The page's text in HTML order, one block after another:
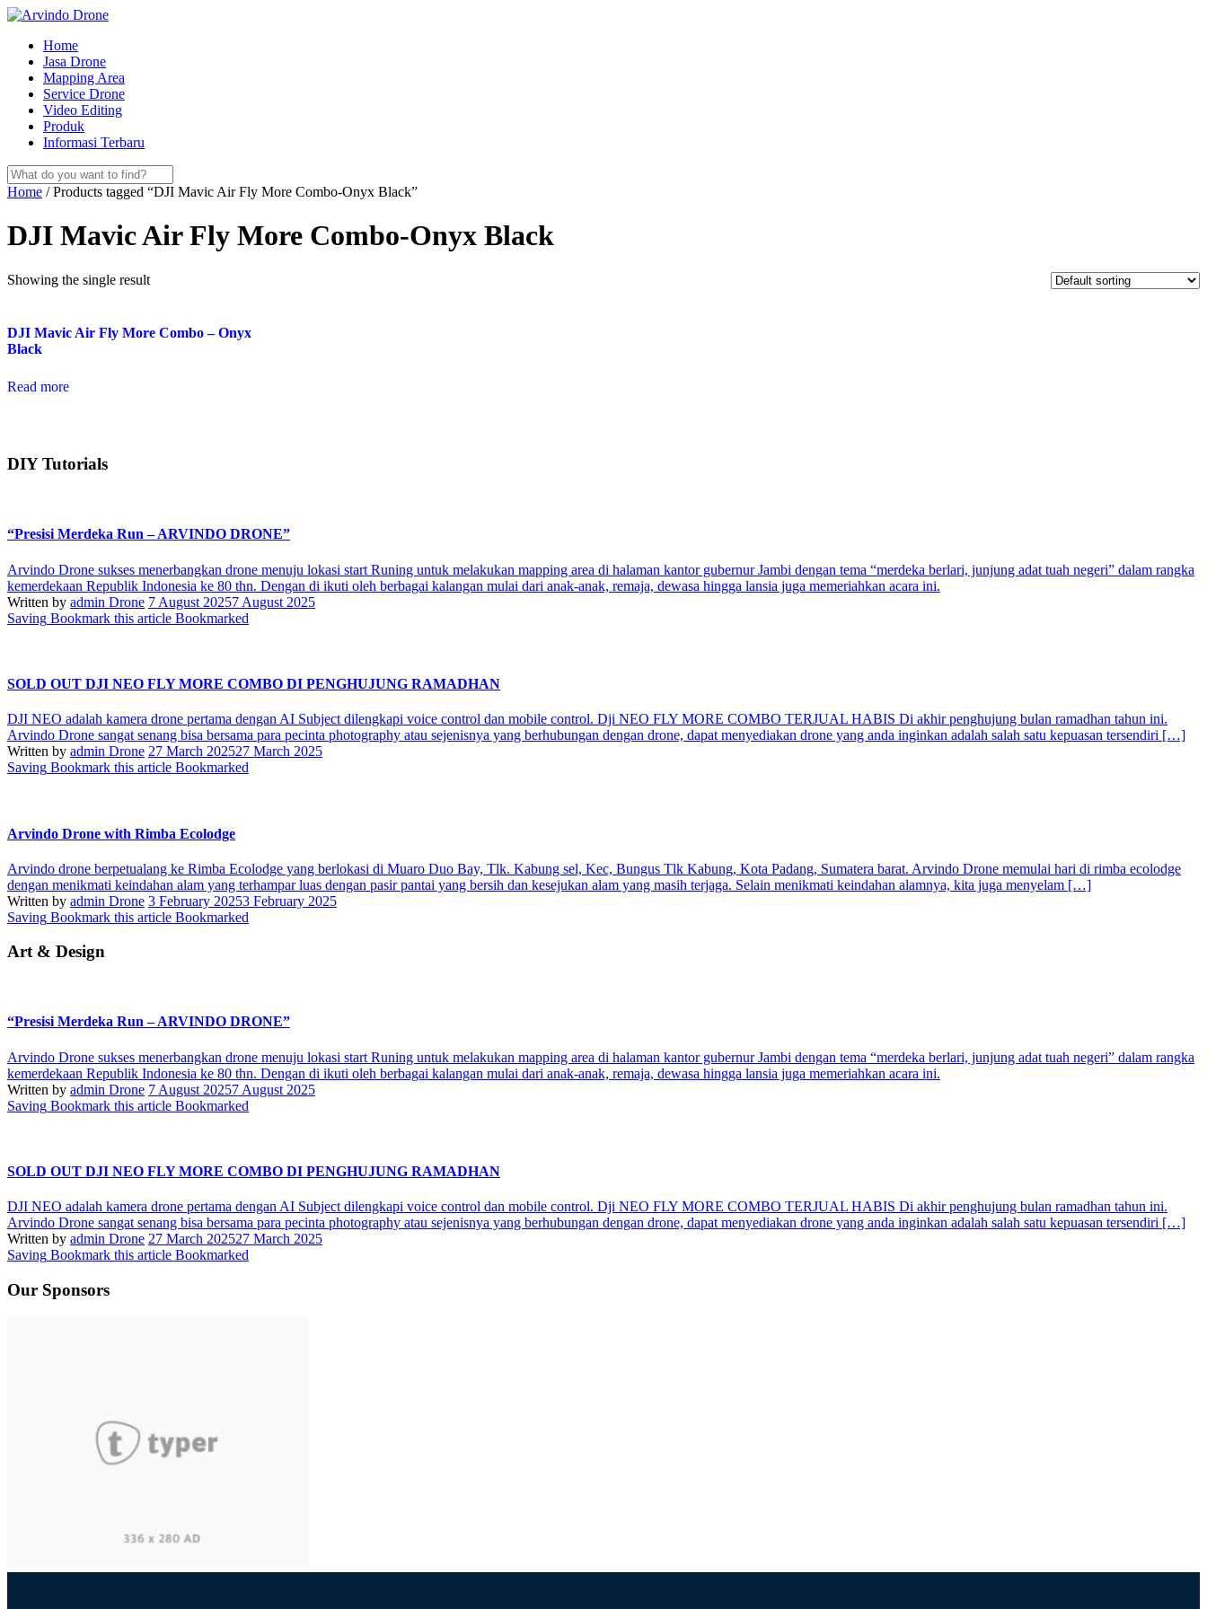
Skip
contentHome
Jasa Drone
Mapping Area
Service Drone
Video Editing
Produk
Informasi Terbaru
Home / Products tagged “DJI Mavic Air Fly More Combo-Onyx Black”
DJI Mavic Air Fly More Combo-Onyx Black
Showing the single result
DJI Mavic Air Fly More Combo – Onyx
Black
Read more
DIY Tutorials
“Presisi Merdeka Run – ARVINDO DRONE”
Arvindo Drone sukses menerbangkan drone menuju lokasi start Runing untuk melakukan mapping area di halaman kantor gubernur Jambi dengan tema “merdeka berlari, junjung adat tuah negeri” dalam rangka
kemerdekaan Republik Indonesia ke 80 thn. Dengan di ikuti oleh berbagai kalangan mulai dari anak-anak, remaja, dewasa hingga lansia juga memeriahkan acara ini.
Written by admin Drone 7 August 20257 August 2025
Saving Bookmark this article Bookmarked
SOLD OUT DJI NEO FLY MORE COMBO DI PENGHUJUNG RAMADHAN
DJI NEO adalah kamera drone pertama dengan AI Subject dilengkapi voice control dan mobile control. Dji NEO FLY MORE COMBO TERJUAL HABIS Di akhir penghujung bulan ramadhan tahun ini.
Arvindo Drone sangat senang bisa bersama para pecinta photography atau sejenisnya yang berhubungan dengan drone, dapat menyediakan drone yang anda inginkan adalah salah satu kepuasan tersendiri […]
Written by admin Drone 27 March 202527 March 2025
Saving Bookmark this article Bookmarked
Arvindo Drone with Rimba Ecolodge
Arvindo drone berpetualang ke Rimba Ecolodge yang berlokasi di Muaro Duo Bay, Tlk. Kabung sel, Kec, Bungus Tlk Kabung, Kota Padang, Sumatera barat. Arvindo Drone memulai hari di rimba ecolodge
dengan menikmati keindahan alam yang terhampar luas dengan pasir pantai yang bersih dan kesejukan alam yang masih terjaga. Selain menikmati keindahan alamnya, kita juga menyelam […]
Written by admin Drone 3 February 20253 February 2025
Saving Bookmark this article Bookmarked
Art & Design
“Presisi Merdeka Run – ARVINDO DRONE”
Arvindo Drone sukses menerbangkan drone menuju lokasi start Runing untuk melakukan mapping area di halaman kantor gubernur Jambi dengan tema “merdeka berlari, junjung adat tuah negeri” dalam rangka
kemerdekaan Republik Indonesia ke 80 thn. Dengan di ikuti oleh berbagai kalangan mulai dari anak-anak, remaja, dewasa hingga lansia juga memeriahkan acara ini.
Written by admin Drone 7 August 20257 August 2025
Saving Bookmark this article Bookmarked
SOLD OUT DJI NEO FLY MORE COMBO DI PENGHUJUNG RAMADHAN
DJI NEO adalah kamera drone pertama dengan AI Subject dilengkapi voice control dan mobile control. Dji NEO FLY MORE COMBO TERJUAL HABIS Di akhir penghujung bulan ramadhan tahun ini.
Arvindo Drone sangat senang bisa bersama para pecinta photography atau sejenisnya yang berhubungan dengan drone, dapat menyediakan drone yang anda inginkan adalah salah satu kepuasan tersendiri […]
Written by admin Drone 27 March 202527 March 2025
Saving Bookmark this article Bookmarked
Our Sponsors